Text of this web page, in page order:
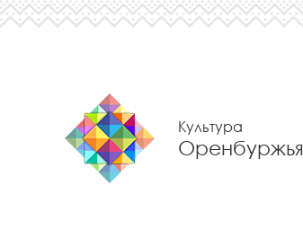
Культура
Оренбуржья